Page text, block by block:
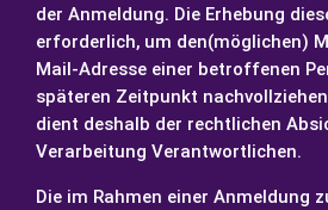
der Anmeldung. Die Erhebung
erforderlich, um den(möglichen)
Mail-Adresse einer betroffenen
späteren Zeitpunkt
dient deshalb der rechtlichen
Verarbeitung Verantwortlichen.
Die im Rahmen einer Anmeldung